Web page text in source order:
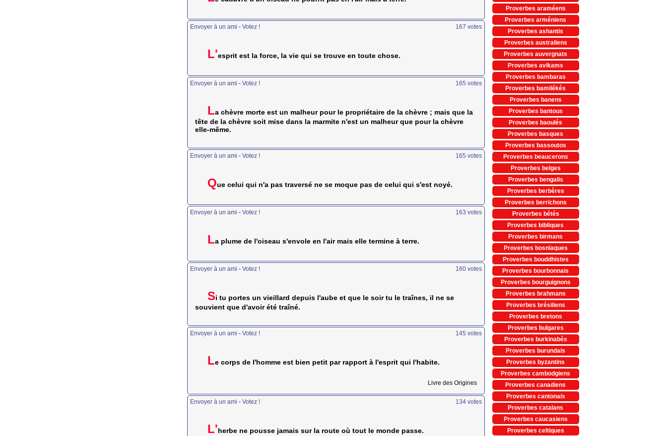
Envoyer à un ami - Votez ! 167 votes
L'esprit est la force, la vie qui se trouve en toute chose.
Envoyer à un ami - Votez ! 165 votes
La chèvre morte est un malheur pour le propriétaire de la chèvre ; mais que la
tête de la chèvre soit mise dans la marmite n'est un malheur que pour la chèvre
elle-même.
Envoyer à un ami - Votez ! 165 votes
Que celui qui n'a pas traversé ne se moque pas de celui qui s'est noyé.
Envoyer à un ami - Votez ! 163 votes
La plume de l'oiseau s'envole en l'air mais elle termine à terre.
Envoyer à un ami - Votez ! 160votes
Si tu portes un vieillard depuis l'aube et que le soir tu le traînes, il ne se
souvient que d'avoir été traîné.
Envoyer à un ami - Votez ! 145 votes
Le corps de l'homme est bien petit par rapport à l'esprit qui l'habite.
Livre des Origines
Envoyer à un ami - Votez ! 134votes
L'herbe ne pousse jamais sur la route où tout le monde passe.
Proverbes araméens
Proverbes arméniens
Proverbes ashantis
Proverbes australiens
Proverbes auvergnats
Proverbes avikams
Proverbes bambaras
Proverbes bamilékés
Proverbes banens
Proverbes bantous
Proverbes baoulés
Proverbes basques
Proverbes bassoutos
Proverbes beaucerons
Proverbes belges
Proverbes bengalis
Proverbes berbères
Proverbes berrichons
Proverbes bétés
Proverbes bibliques
Proverbes birmans
Proverbes bosniaques
Proverbes bouddhistes
Proverbes bourbonnais
Proverbes bourguignons
Proverbes brahmans
Proverbes brésiliens
Proverbes bretons
Proverbes bulgares
Proverbes burkinabés
Proverbes burundais
Proverbes byzantins
Proverbes cambodgiens
Proverbes canadiens
Proverbes cantonais
Proverbes catalans
Proverbes caucasiens
Proverbes celtiques